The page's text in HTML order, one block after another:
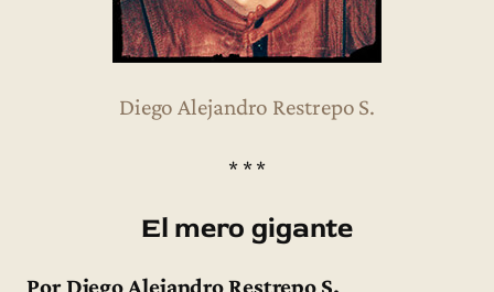
Diego Alejandro Restrepo S.
* * *
El mero gigante